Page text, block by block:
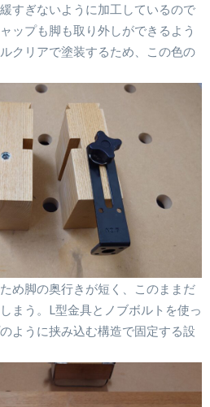
すぎないように加工しているので
ップも脚も取り外しができるよう
クリアで塗装するため、この色の
め脚の奥行きが短く、このままだ
まう。L型金具とノブボルトを使っ
ように挟み込む構造で固定する設